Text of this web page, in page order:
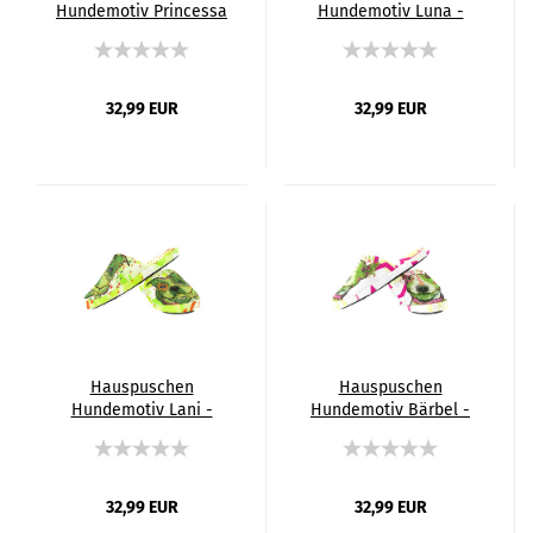
Hundemotiv Princessa
Pantoffeln, Unisex,
Mischling, Mix,
Windhunde, Podenco
32,99 EUR
Hundemotiv Luna -
Pantoffeln, Unisex,
Mischling, Mix,
Strassenhunde
32,99 EUR
Hauspuschen
Hundemotiv Lani -
Pantoffeln, Unisex,
Mischling, Mix,
Englische Bulldogge,
32,99 EUR
Hauspuschen
Hundemotiv Bärbel -
Pantoffeln, Unisex,
Mischling, Mix,
Bullterrier, Bulli, SOKA,
32,99 EUR